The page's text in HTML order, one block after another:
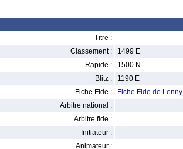
Titre :
Classement :
1499 E
Rapide :
1500 N
Blitz :
1190 E
Fiche Fide :
Fiche Fide de
Arbitre national :
Arbitre fide :
Initiateur :
Animateur :